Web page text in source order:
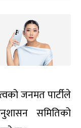
जनमत पार्टीले
समितिको